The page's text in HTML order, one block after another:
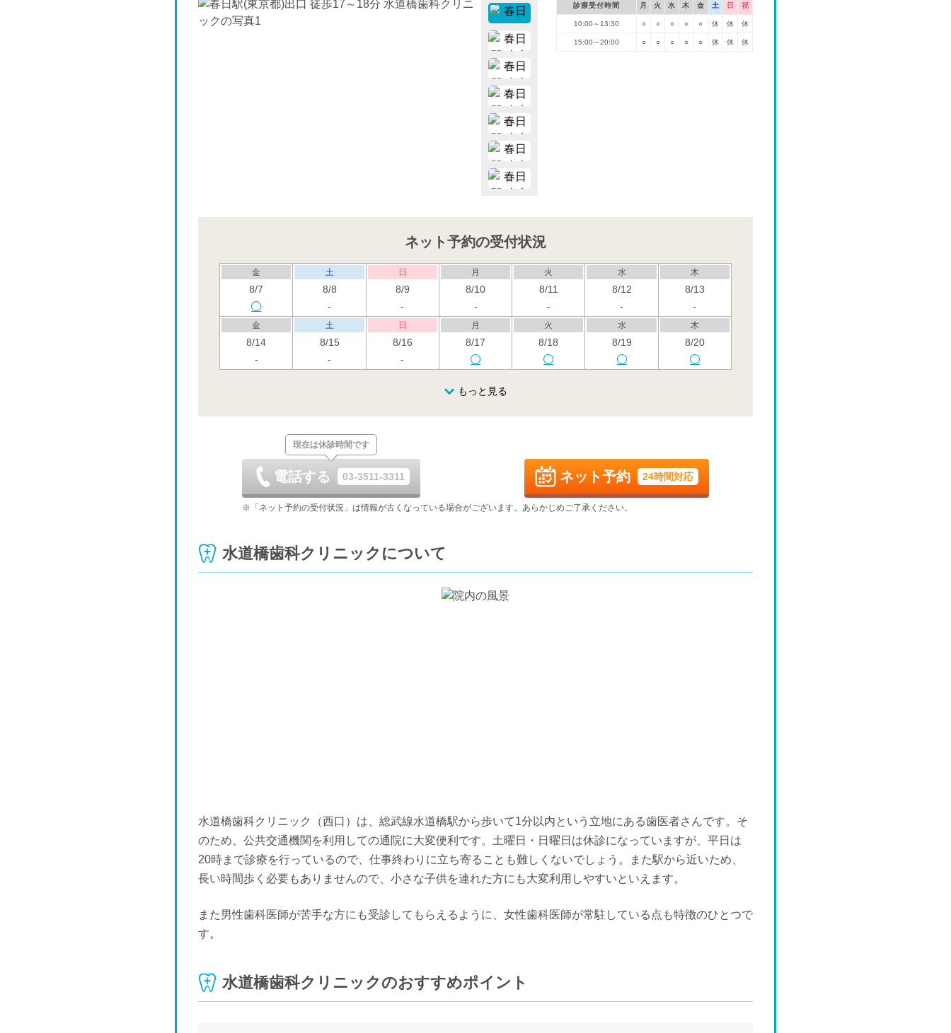
診療受付時間 月 火 水 木 金 土 日 祝
10:00～13:30 ○ ○ ○ ○ ○ 休 休 休
15:00～20:00 ○ ○ ○ ○ ○ 休 休 休
ネット予約の受付状況
金
8/7
土
8/8
-
日
8/9
-
月
8/10
-
火
8/11
-
水
8/12
-
木
8/13
-
金
8/14
-
土
8/15
-
日
8/16
-
月
8/17
火
8/18
水
8/19
木
8/20
8/24
8/29
休
金
9/4
土
9/5
日
9/6
火
9/8
水
9/9
木
9/10
9/11
9/12
休
9/13
休
月
もっと見る
現在は休診時間です
電話する 03-3511-3311 24時間対応
ネット予約
※「ネット予約の受付状況」は情報が古くなっている場合がございます。あらかじめご了承ください。
水道橋歯科クリニックについて
水道橋歯科クリニック（西口）は、総武線水道橋駅から歩いて1分以内という立地にある歯医者さんです。そ
のため、公共交通機関を利用しての通院に大変便利です。土曜日・日曜日は休診になっていますが、平日は
20時まで診療を行っているので、仕事終わりに立ち寄ることも難しくないでしょう。また駅から近いため、
長い時間歩く必要もありませんので、小さな子供を連れた方にも大変利用しやすいといえます。
また男性歯科医師が苦手な方にも受診してもらえるように、女性歯科医師が常駐している点も特徴のひとつで
す。
水道橋歯科クリニックのおすすめポイント